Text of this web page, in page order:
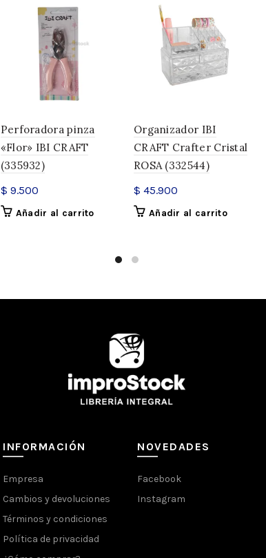
Categoría:
IBI CRAFT
Compartir
Perforadora pinza
«Flor» IBI CRAFT
(335932)
$ 9.500
Añadir al carrito
Organizador IBI
CRAFT Crafter Cristal
ROSA (332544)
$ 45.900
Añadir al carrito
INFORMACIÓN
Empresa
Cambios y devoluciones
Términos y condiciones
Política de privacidad
NOVEDADES
Facebook
Instagram